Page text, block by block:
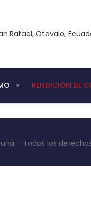
Rafael, Otavalo,
RENDICIÓN DE
– Todos los